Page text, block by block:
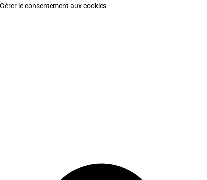
Gérer le consentement aux cookies